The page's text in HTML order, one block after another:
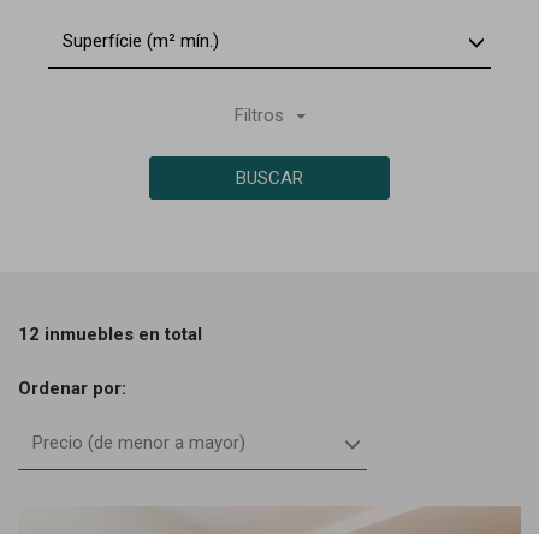
Superfície (m² mín.)
Filtros
BUSCAR
12 inmuebles en total
Ordenar por:
Precio (de menor a mayor)